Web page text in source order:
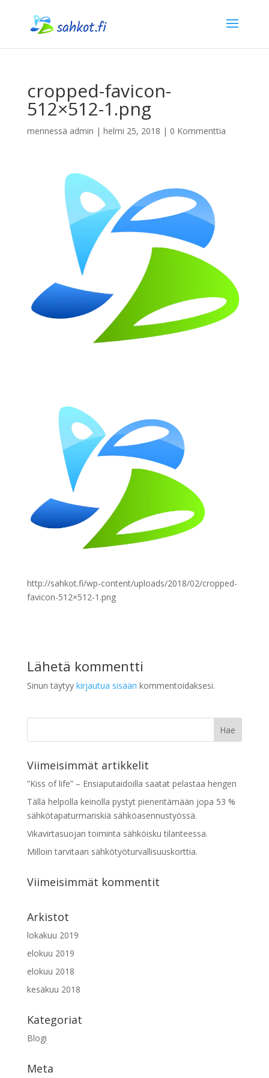
cropped-favicon-
512×512-1.png
mennessä admin | helmi 25, 2018 | 0 Kommenttia
http://sahkot.fi/wp-content/uploads/2018/02/cropped-
favicon-512×512-1.png
Lähetä kommentti
Sinun täytyy kirjautua sisään kommentoidaksesi.
Viimeisimmät artikkelit
”Kiss of life” – Ensiaputaidoilla saatat pelastaa hengen
Tällä helpolla keinolla pystyt pienentämään jopa 53 %
sähkötapaturmariskiä sähköasennustyössä.
Vikavirtasuojan toiminta sähköisku tilanteessa.
Milloin tarvitaan sähkötyöturvallisuuskorttia.
Viimeisimmät kommentit
Arkistot
lokakuu 2019
elokuu 2019
elokuu 2018
kesäkuu 2018
Kategoriat
Blogi
Meta